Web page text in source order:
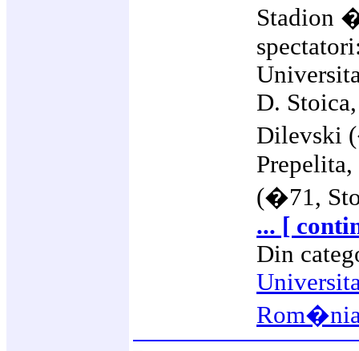
Stadion
D.
Dilevski
(�71,
... [
Din